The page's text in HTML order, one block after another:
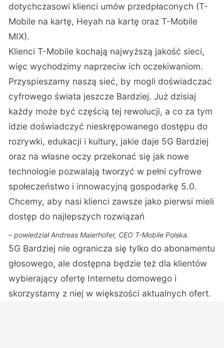
dotychczasowi klienci umów przedpłaconych (T-
Mobile na kartę, Heyah na kartę oraz T-Mobile
MIX).
Klienci T-Mobile kochają najwyższą jakość sieci,
więc wychodzimy naprzeciw ich oczekiwaniom.
Przyspieszamy naszą sieć, by mogli doświadczać
cyfrowego świata jeszcze Bardziej. Już dzisiaj
każdy może być częścią tej rewolucji, a co za tym
idzie doświadczyć nieskrępowanego dostępu do
rozrywki, edukacji i kultury, jakie daje 5G Bardziej
oraz na własne oczy przekonać się jak nowe
technologie pozwalają tworzyć w pełni cyfrowe
społeczeństwo i innowacyjną gospodarkę 5.0.
Chcemy, aby nasi klienci zawsze jako pierwsi mieli
dostęp do najlepszych rozwiązań
– powiedział Andreas Maierhofer, CEO T-Mobile Polska.
5G Bardziej nie ogranicza się tylko do abonamentu
głosowego, ale dostępna będzie też dla klientów
wybierający ofertę Internetu domowego i
skorzystamy z niej w większości aktualnych ofert.